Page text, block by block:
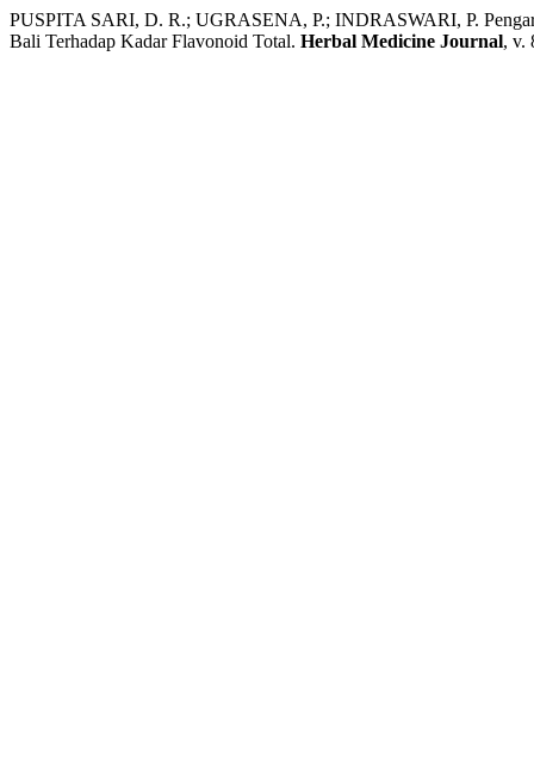
PUSPITA SARI, D. R.; UGRASENA, P.; INDRASWARI, P.
Bali Terhadap Kadar Flavonoid Total. Herbal Medicine Journal, v.